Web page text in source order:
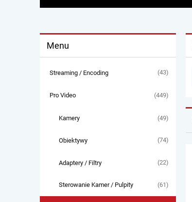
Menu
Streaming / Encoding (43)
Pro Video (449)
Kamery (49)
Obiektywy (74)
Adaptery / Filtry (22)
Sterowanie Kamer / Pulpity (61)